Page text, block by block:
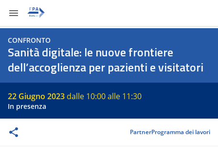
CONFRONTO
Sanità digitale: le nuove frontiere
dell’accoglienza per pazienti e visitatori
22 Giugno 2023 dalle 10:00 alle 11:30
In presenza
PartnerProgramma dei lavori